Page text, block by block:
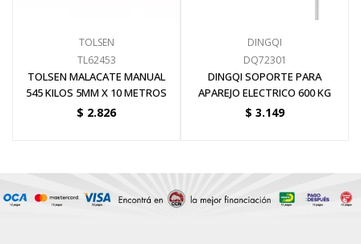
TOLSEN
TL62453
TOLSEN MALACATE MANUAL
545 KILOS 5MM X 10 METROS
$ 2.826
DINGQI
DQ72301
DINGQI SOPORTE PARA
APAREJO ELECTRICO 600 KG
$ 3.149